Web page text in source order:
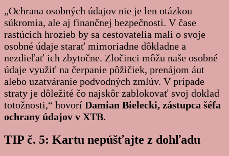
„Ochrana osobných údajov nie je len otázkou
súkromia, ale aj finančnej bezpečnosti. V čase
rastúcich hrozieb by sa cestovatelia mali o svoje
osobné údaje starať mimoriadne dôkladne a
nezdieľať ich zbytočne. Zločinci môžu naše osobné
údaje využiť na čerpanie pôžičiek, prenájom áut
alebo uzatváranie podvodných zmlúv. V prípade
straty je dôležité čo najskôr zablokovať svoj doklad
totožnosti,“ hovorí Damian Bielecki, zástupca šéfa
ochrany údajov v XTB.
TIP č. 5: Kartu nepúšťajte z dohľadu